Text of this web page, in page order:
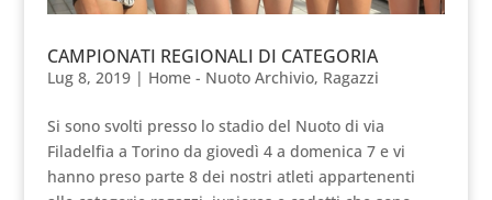
CAMPIONATI REGIONALI DI CATEGORIA
Lug 8, 2019| Home - Nuoto Archivio, Ragazzi
Si sono svolti presso lo stadio del Nuoto di via
Filadelfia a Torino da giovedì 4 a domenica 7 e vi
hanno preso parte 8 dei nostri atleti appartenenti